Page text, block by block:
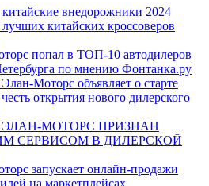
внедорожники 2024
китайских кроссоверов
попал в ТОП-10 автодилеров
по мнению Фонтанка.ру
Моторс объявляет о старте
открытия нового дилерского
ЭЛАН-МОТОРС ПРИЗНАН
СЕРВИСОМ В ДИЛЕРСКОЙ
запускает онлайн-продажи
на маркетплейсах